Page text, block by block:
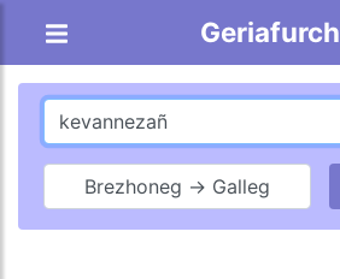
Geriafurch
Brezhoneg → Galleg